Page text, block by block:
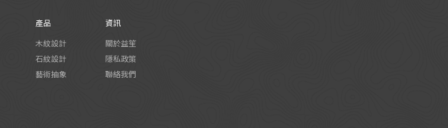
產品
木紋設計
石紋設計
藝術抽象
資訊
關於益笙
隱私政策
聯絡我們